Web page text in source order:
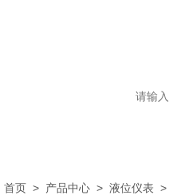
首页 > 产品中心 > 液位仪表 >